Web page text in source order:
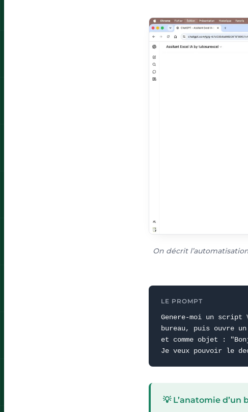
On décrit
LE PROMPT
Genere-moi un
bureau, puis ouvre
et comme objet :
Je veux pouvoir le
💡 L’anatomie